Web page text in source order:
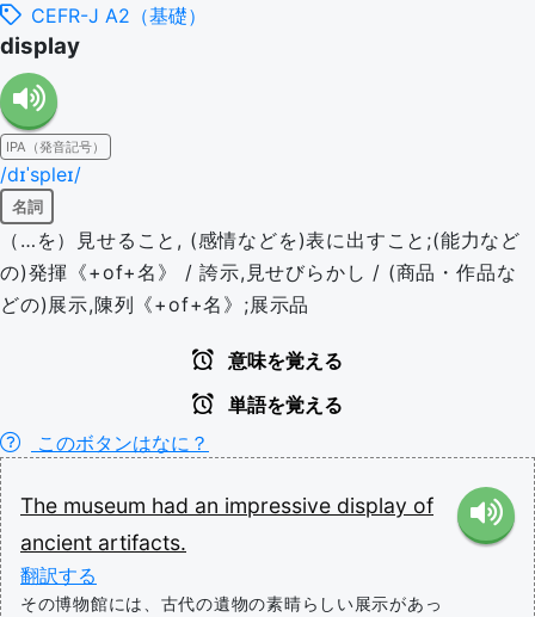
CEFR-J A2（基礎）
display
IPA（発音記号）
/dɪˈspleɪ/
名詞
（…を）見せること, (感情などを)表に出すこと;(能力など
の)発揮《+of+名》 / 誇示,見せびらかし / (商品・作品な
どの)展示,陳列《+of+名》;展示品
意味を覚える
単語を覚える
このボタンはなに？
The museum had an impressive display of
ancient artifacts.
翻訳する
その博物館には、古代の遺物の素晴らしい展示があっ